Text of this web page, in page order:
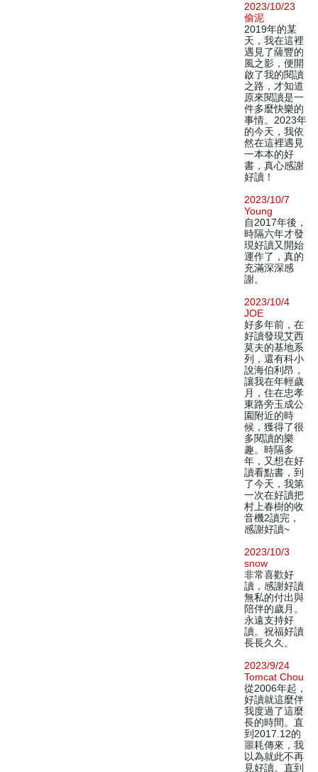
2023/10/23
偷泥
2019年的某
天，我在這裡
遇見了薩豐的
風之影，便開
啟了我的閱讀
之路，才知道
原來閱讀是一
件多麼快樂的
事情。2023年
的今天，我依
然在這裡遇見
一本本的好
書，真心感謝
好讀！
2023/10/7
Young
自2017年後，
時隔六年才發
現好讀又開始
運作了，真的
充滿深深感
謝。
2023/10/4
JOE
好多年前，在
好讀發現艾西
莫夫的基地系
列，還有科小
說海伯利昂，
讓我在年輕歲
月，住在忠孝
東路旁玉成公
園附近的時
候，獲得了很
多閱讀的樂
趣。時隔多
年，又想在好
讀看點書，到
了今天，我第
一次在好讀把
村上春樹的收
音機2讀完，
感謝好讀~
2023/10/3
snow
非常喜歡好
讀，感謝好讀
無私的付出與
陪伴的歲月。
永遠支持好
讀。祝福好讀
長長久久。
2023/9/24
Tomcat Chou
從2006年起，
好讀就這麼伴
我度過了這麼
長的時間。直
到2017.12的
噩耗傳來，我
以為就此不再
見好讀。直到